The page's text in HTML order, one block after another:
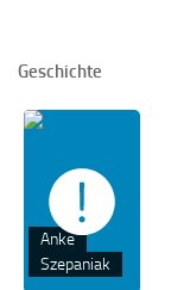
Geschichte
Anke
Szepaniak